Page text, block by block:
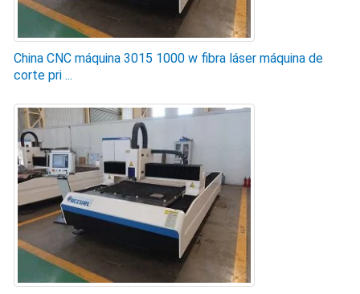
China CNC máquina 3015 1000 w fibra láser máquina de
corte pri ...